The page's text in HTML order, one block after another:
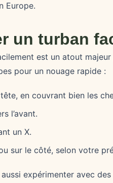
Europe.
un turban
est un atout
pour un nouage rapide :
en couvrant bien les
l’avant.
un X.
sur le côté, selon votre
expérimenter avec